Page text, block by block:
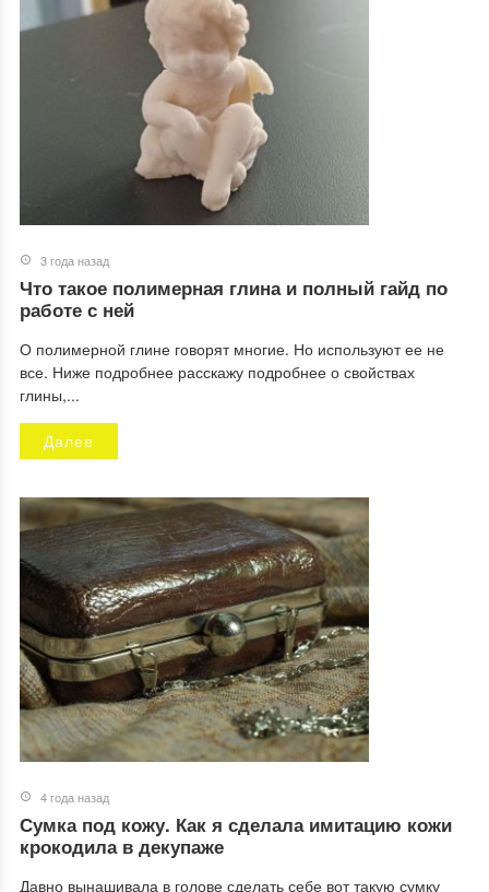
3 года назад
Что такое полимерная глина и полный гайд по
работе с ней
О полимерной глине говорят многие. Но используют ее не
все. Ниже подробнее расскажу подробнее о свойствах
глины,...
Далее
4 года назад
Сумка под кожу. Как я сделала имитацию кожи
крокодила в декупаже
Давно вынашивала в голове сделать себе вот такую сумку